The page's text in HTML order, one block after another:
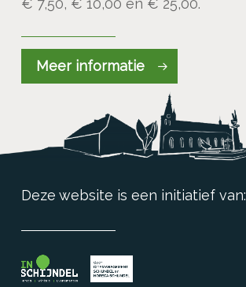
€ 7,50, € 10,00 en € 25,00.
Meer informatie
Deze website is een initiatief van: